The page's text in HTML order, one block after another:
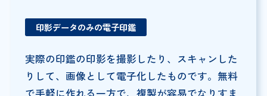
印影データのみの電子印鑑
実際の印鑑の印影を撮影したり、スキャンした
りして、画像として電子化したものです。無料
で手軽に作れる一方で、複製が容易でなりすま